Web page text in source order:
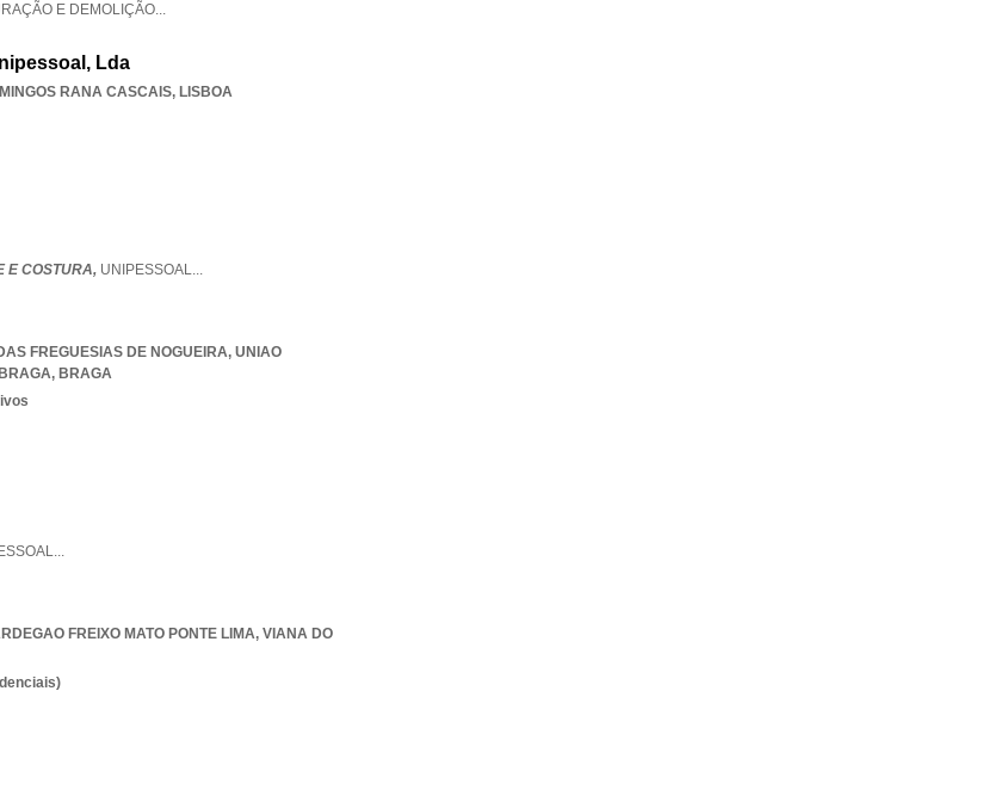
E DEMOLIÇÃO...
Lda
RANA CASCAIS, LISBOA
E COSTURA, UNIPESSOAL...
FREGUESIAS DE NOGUEIRA, UNIAO
, BRAGA
...
FREIXO MATO PONTE LIMA, VIANA DO